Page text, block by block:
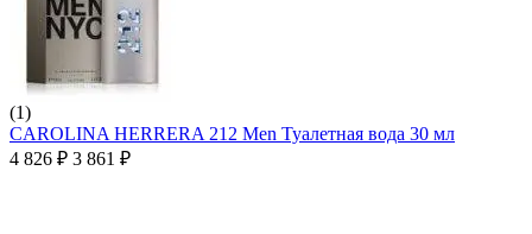
(1)
CAROLINA HERRERA 212 Men Туалетная вода 30 мл
4 826 ₽ 3 861 ₽